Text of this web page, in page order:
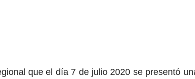
que el día 7 de julio 2020 se presentó